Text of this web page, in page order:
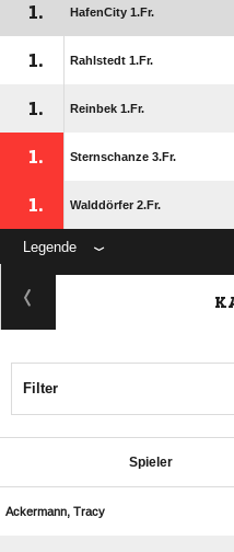
1. HafenCity 1.Fr.
1. Rahlstedt 1.Fr.
1. Reinbek 1.Fr.
1. Sternschanze 3.Fr.
1. Walddörfer 2.Fr.
Legende
Filter
Spieler
 